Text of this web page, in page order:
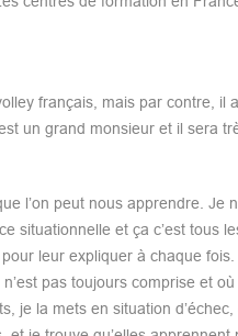
français, mais par contre, il
un grand monsieur et il sera
l’on peut nous apprendre. Je
situationnelle et ça c’est tous
leur expliquer à chaque
pas toujours comprise et
je la mets en situation d’échec,